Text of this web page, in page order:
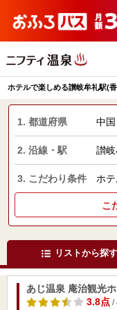
ホテルで楽しめる讃岐牟礼駅(
1. 都道府県 中
2. 沿線・駅 讃
3. こだわり条件 ホ
こ
リストから探す
あじ温泉 庵治観光
3.8点/